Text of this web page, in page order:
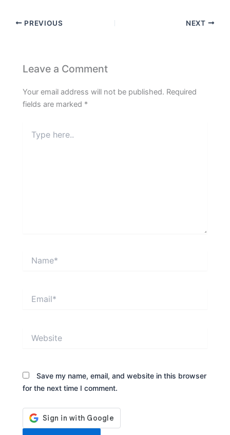
PREVIOUS NEXT
Leave a Comment
Your email address will not be published. Required
fields are marked *
here..
Save my name, email, and website in this browser
for the next time I comment.